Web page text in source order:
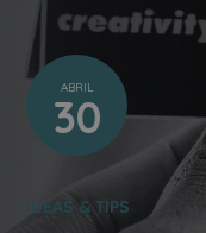
ABRIL
30
IDEAS & TIPS